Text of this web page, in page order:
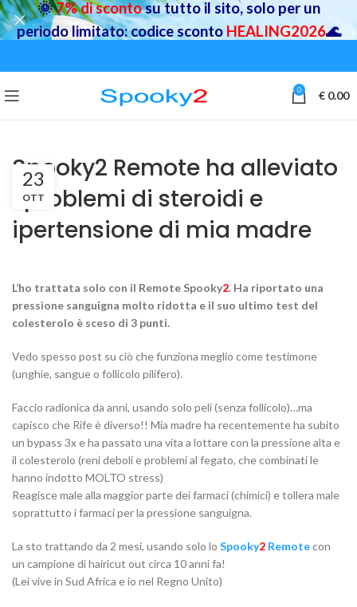
0 € 0.00
Spooky2 Remote ha alleviato
i problemi di steroidi e
ipertensione di mia madre
23
OTT
L’ho trattata solo con il Remote Spooky2. Ha riportato una
pressione sanguigna molto ridotta e il suo ultimo test del
colesterolo è sceso di 3 punti.
Vedo spesso post su ciò che funziona meglio come testimone
(unghie, sangue o follicolo pilifero).
Faccio radionica da anni, usando solo peli (senza follicolo)…ma
capisco che Rife è diverso!! Mia madre ha recentemente ha subito
un bypass 3x e ha passato una vita a lottare con la pressione alta e
il colesterolo (reni deboli e problemi al fegato, che combinati le
hanno indotto MOLTO stress)
Reagisce male alla maggior parte dei farmaci (chimici) e tollera male
soprattutto i farmaci per la pressione sanguigna.
La sto trattando da 2 mesi, usando solo lo Spooky2 Remotecon
un campione di hairicut out circa 10 anni fa!
(Lei vive in Sud Africa e io nel Regno Unito)
🌞7% di scontosu tutto il sito, solo per un
periodo limitato: codice sconto HEALING2026🌊